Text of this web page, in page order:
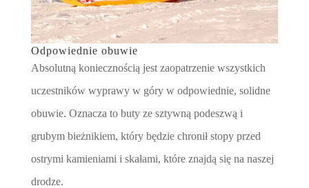
Odpowiednie obuwie
Absolutną koniecznością jest zaopatrzenie wszystkich
uczestników wyprawy w góry w odpowiednie, solidne
obuwie. Oznacza to buty ze sztywną podeszwą i
grubym bieżnikiem, który będzie chronił stopy przed
ostrymi kamieniami i skałami, które znajdą się na naszej
drodze.